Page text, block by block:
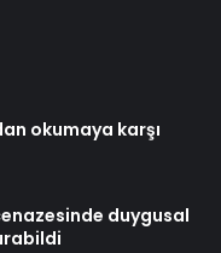
okumaya karşı
duygusal